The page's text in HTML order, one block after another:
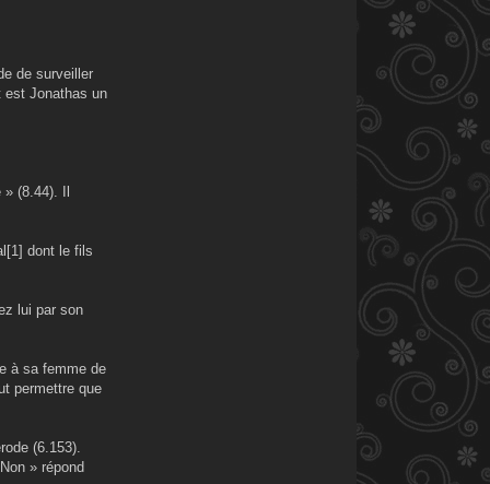
de surveiller
est Jonathas un
(8.44). Il
dont le fils
lui par son
à sa femme de
permettre que
(6.153).
» répond